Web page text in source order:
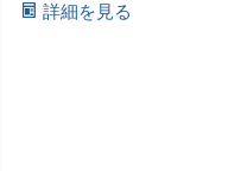
詳細を見る